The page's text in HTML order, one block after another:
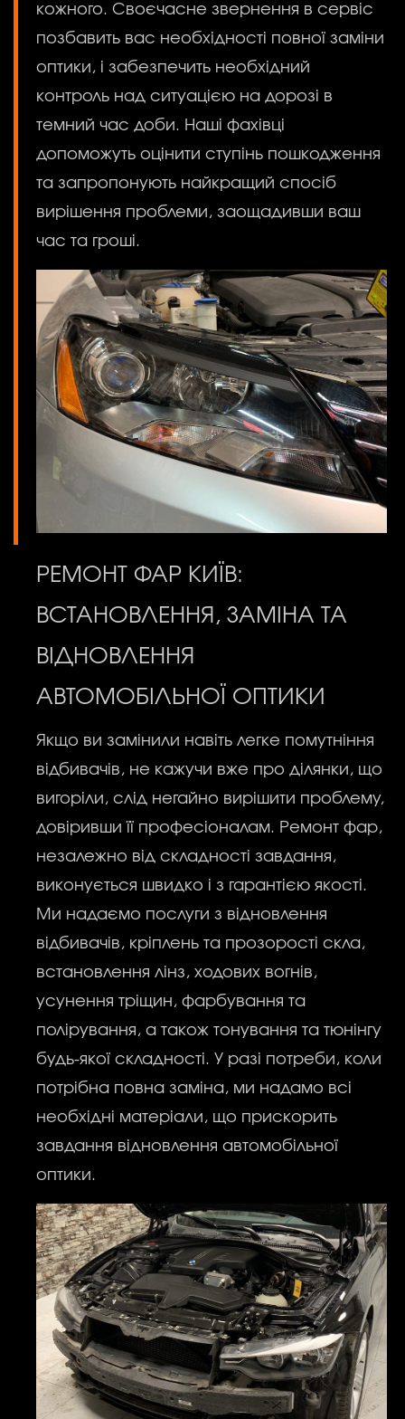
кожного. Своєчасне звернення в сервіс
позбавить вас необхідності повної заміни
оптики, і забезпечить необхідний
контроль над ситуацією на дорозі в
темний час доби. Наші фахівці
допоможуть оцінити ступінь пошкодження
та запропонують найкращий спосіб
вирішення проблеми, заощадивши ваш
час та гроші.
РЕМОНТ ФАР КИЇВ:
ВСТАНОВЛЕННЯ, ЗАМІНА ТА
ВІДНОВЛЕННЯ
АВТОМОБІЛЬНОЇ ОПТИКИ
Якщо ви замінили навіть легке помутніння
відбивачів, не кажучи вже про ділянки, що
вигоріли, слід негайно вирішити проблему,
довіривши її професіоналам. Ремонт фар,
незалежно від складності завдання,
виконується швидко і з гарантією якості.
Ми надаємо послуги з відновлення
відбивачів, кріплень та прозорості скла,
встановлення лінз, ходових вогнів,
усунення тріщин, фарбування та
полірування, а також тонування та тюнінгу
будь-якої складності. У разі потреби, коли
потрібна повна заміна, ми надамо всі
необхідні матеріали, що прискорить
завдання відновлення автомобільної
оптики.